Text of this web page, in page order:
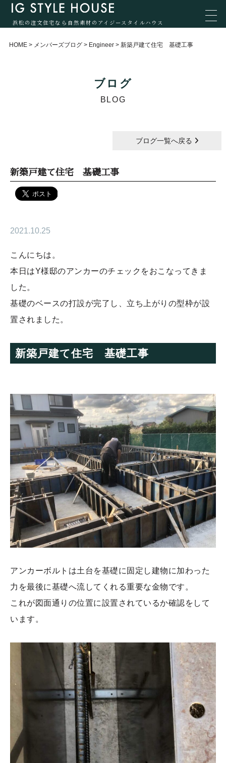
浜松の注文住宅なら自然素材のアイジースタイルハウス
HOME > メンバーズブログ > Engineer > 新築戸建て住宅 基礎工事
ブログ
BLOG
ブログ一覧へ戻る
新築戸建て住宅 基礎工事
2021.10.25
こんにちは。
本日はY様邸のアンカーのチェックをおこなってきま
した。
基礎のベースの打設が完了し、立ち上がりの型枠が設
置されました。
新築戸建て住宅 基礎工事
アンカーボルトは土台を基礎に固定し建物に加わった
力を最後に基礎へ流してくれる重要な金物です。
これが図面通りの位置に設置されているか確認をして
います。